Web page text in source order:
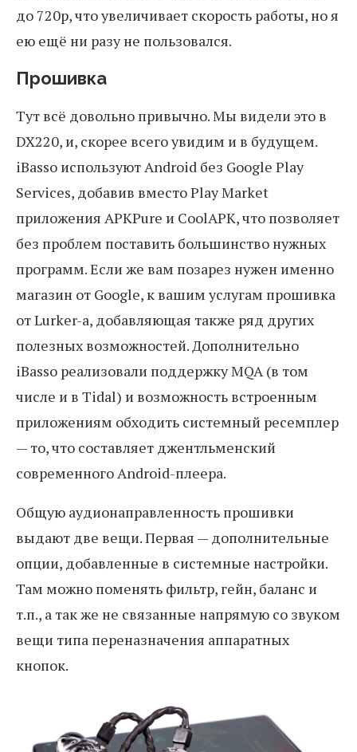
до 720p, что увеличивает скорость работы, но я
ею ещё ни разу не пользовался.
Прошивка
Тут всё довольно привычно. Мы видели это в
DX220, и, скорее всего увидим и в будущем.
iBasso используют Android без Google Play
Services, добавив вместо Play Market
приложения APKPure и CoolAPK, что позволяет
без проблем поставить большинство нужных
программ. Если же вам позарез нужен именно
магазин от Google, к вашим услугам прошивка
от Lurker-а, добавляющая также ряд других
полезных возможностей. Дополнительно
iBasso реализовали поддержку MQA (в том
числе и в Tidal) и возможность встроенным
приложениям обходить системный ресемплер
— то, что составляет джентльменский
современного Android-плеера.
Общую аудионаправленность прошивки
выдают две вещи. Первая — дополнительные
опции, добавленные в системные настройки.
Там можно поменять фильтр, гейн, баланс и
т.п., а так же не связанные напрямую со звуком
вещи типа переназначения аппаратных
кнопок.